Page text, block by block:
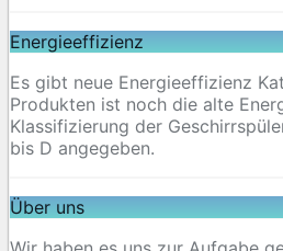
Energieeffizienz
Es gibt neue Energieeffizienz
Produkten ist noch die alte
Klassifizierung der
bis D angegeben.
Über uns